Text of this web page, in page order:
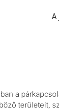
A
a
területeit,